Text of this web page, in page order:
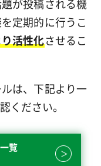
が投稿される機
定期的に行うこ
活性化させるこ
は、下記より一
ください。
覧